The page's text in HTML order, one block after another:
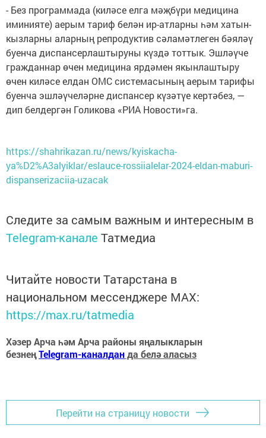
- Без программада (киләсе елга мәҗбүри медицина
иминияте) аерым тариф белән ир-атларны һәм хатын-
кызларны аларның репродуктив сәламәтлеген бәяләү
буенча диспансерлаштыруны күздә тоттык. Эшләүче
гражданнар өчен медицина ярдәмен якынлаштыру
өчен киләсе елдан ОМС системасының аерым тарифы
буенча эшләүчеләрне диспансер күзәтүе кертәбез, —
дип белдергән Голикова «РИА Новости»га.
https://shahrikazan.ru/news/kyiskacha-
ya%D2%A3alyiklar/eslauce-rossiialelar-2024-eldan-maburi-
dispanserizaciia-uzacak
Следите за самым важным и интересным в
Telegram-канале Татмедиа
Читайте новости Татарстана в
национальном мессенджере MАХ:
https://max.ru/tatmedia
Хәзер Арча һәм Арча районы яңалыкларын
безнеңTelegram-каналданда белә аласыз
Перейти на страницу новости